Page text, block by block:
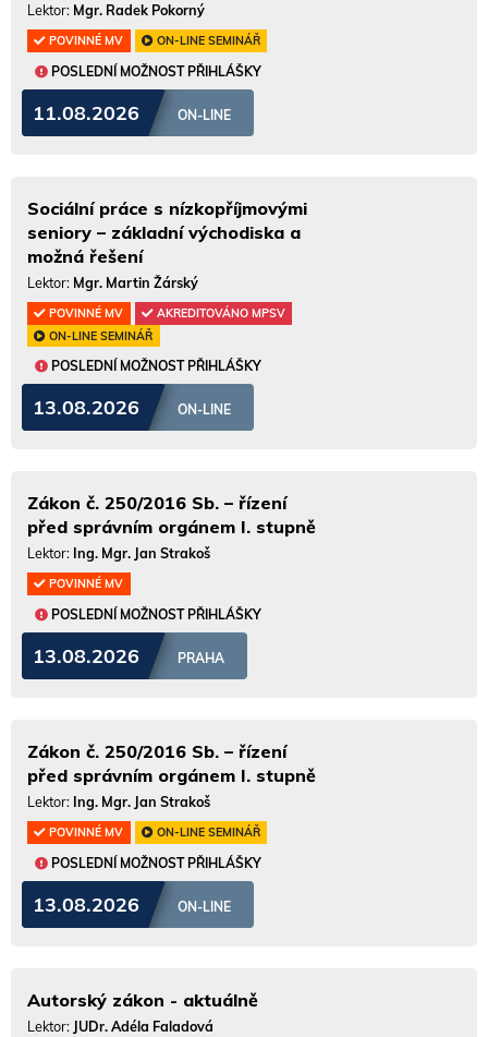
Lektor: Mgr. Radek Pokorný
POVINNÉ MV ON-LINE SEMINÁŘ
POSLEDNÍ MOŽNOST PŘIHLÁŠKY
11.08.2026 ON-LINE
Sociální práce s nízkopříjmovými
seniory – základní východiska a
možná řešení
Lektor: Mgr. Martin Žárský
POVINNÉ MV
AKREDITOVÁNO MPSV
ON-LINE SEMINÁŘ
POSLEDNÍ MOŽNOST PŘIHLÁŠKY
13.08.2026 ON-LINE
Zákon č. 250/2016 Sb. – řízení
před správním orgánem I. stupně
Lektor: Ing. Mgr. Jan Strakoš
POVINNÉ MV
POSLEDNÍ MOŽNOST PŘIHLÁŠKY
13.08.2026 PRAHA
Zákon č. 250/2016 Sb. – řízení
před správním orgánem I. stupně
Lektor: Ing. Mgr. Jan Strakoš
POVINNÉ MV ON-LINE SEMINÁŘ
POSLEDNÍ MOŽNOST PŘIHLÁŠKY
13.08.2026 ON-LINE
Autorský zákon - aktuálně
Lektor: JUDr. Adéla Faladová